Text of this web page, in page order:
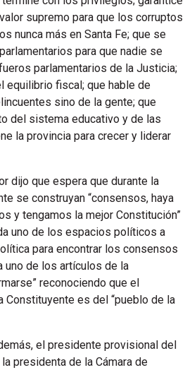
supremo para que los corruptos
nunca más en Santa Fe; que se
para que nadie se
parlamentarios de la Justicia;
equilibrio fiscal; que hable de
sino de la gente; que
del sistema educativo y de las
la provincia para crecer y liderar
dijo que espera que durante la
se construyan “consensos, haya
y tengamos la mejor Constitución”
uno de los espacios políticos a
para encontrar los consensos
uno de los artículos de la
reconociendo que el
Constituyente es del “pueblo de la
el presidente provisional del
presidenta de la Cámara de